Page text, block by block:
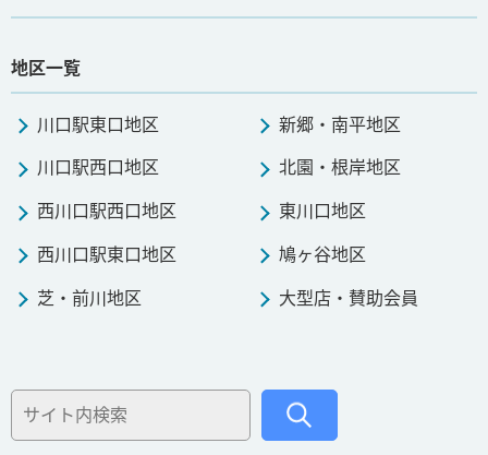
地区一覧
川口駅東口地区
川口駅西口地区
西川口駅西口地区
西川口駅東口地区
芝・前川地区
新郷・南平地区
北園・根岸地区
東川口地区
鳩ヶ谷地区
大型店・賛助会員